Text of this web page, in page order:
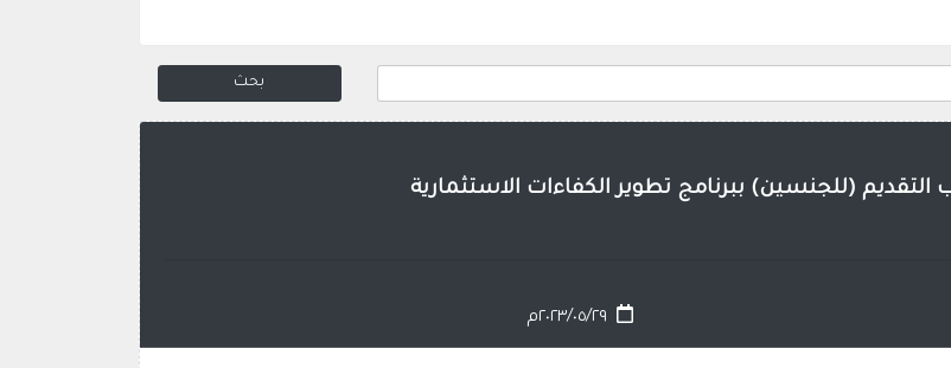
(للجنسين) ببرنامج تطوير الكفاءات الاستثمارية
٢٠٢٣/٠٥/٢٩م